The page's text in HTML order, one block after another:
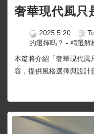
奢華現代風只
2025.5.20
的選擇嗎？ - 精選解
本篇將介紹「奢華現代風
容，提供風格選擇與設計